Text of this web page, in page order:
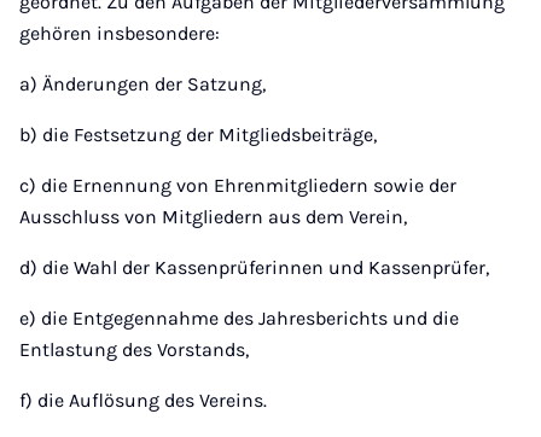
gehören insbesondere:
a) Änderungen der Satzung,
b) die Festsetzung der Mitgliedsbeiträge,
c) die Ernennung von Ehrenmitgliedern sowie der
Ausschluss von Mitgliedern aus dem Verein,
d) die Wahl der Kassenprüferinnen und Kassenprüfer,
e) die Entgegennahme des Jahresberichts und die
Entlastung des Vorstands,
f) die Auflösung des Vereins.